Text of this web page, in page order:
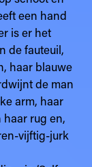
een hand
is er het
de fauteuil,
haar blauwe
de man
arm, haar
rug en,
vijftig-jurk